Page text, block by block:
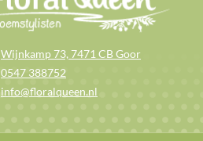
Wijnkamp 73, 7471 CB Goor
0547 388752
info@floralqueen.nl